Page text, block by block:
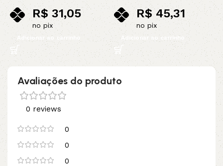
R$31,05
no pix
Adicionar ao carrinho
R$45,31
no pix
Adicionar ao carrinho
Avaliações do produto
0 reviews
0
0
0